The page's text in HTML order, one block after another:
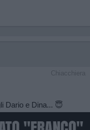
Chiacchiera
Dario e Dina... 😇